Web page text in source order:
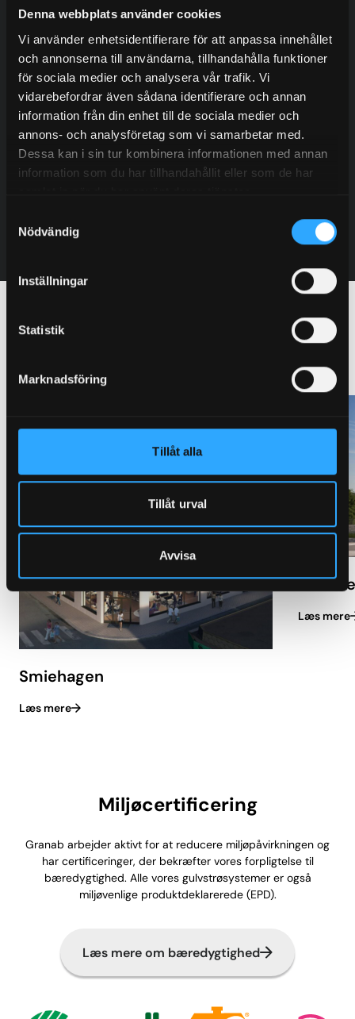
Denna webbplats använder cookies
Vi använder enhetsidentifierare för att anpassa innehållet
och annonserna till användarna, tillhandahålla funktioner
för sociala medier och analysera vår trafik. Vi
vidarebefordrar även sådana identifierare och annan
information från din enhet till de sociala medier och
annons- och analysföretag som vi samarbetar med.
Dessa kan i sin tur kombinera informationen med annan
information som du har tillhandahållit eller som de har
Nödvändig
Inställningar
Statistik
Marknadsföring
Tillåt alla
Tillåt urval
Avvisa
Olof Svensson
Salg
+46 (0) 702 15 02 34
olof@granab.se
Other apartment buildings with
Smiehagen
Læs mere
Læs mere
Miljøcertificering
Granab arbejder aktivt for at reducere miljøpåvirkningen og
har certificeringer, der bekræfter vores forpligtelse til
bæredygtighed. Alle vores gulvstrøsystemer er også
miljøvenlige produktdeklarerede (EPD).
Læs mere om bæredygtighed